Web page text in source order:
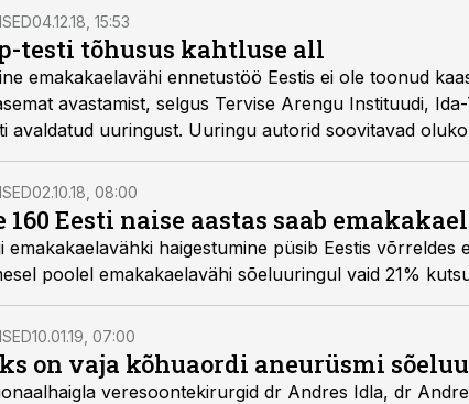
04.12.18, 15:53
testi tõhusus kahtluse all
emakakaelavähi ennetustöö Eestis ei ole toonud
avastamist, selgus Tervise Arengu Instituudi,
avaldatud uuringust. Uuringu autorid soovitavad
naised ja kaaluda Pap-testil põhineva
02.10.18, 08:00
160 Eesti naise aastas saab
emakakaelavähki haigestumine püsib Eestis
esimesel poolel emakakaelavähi sõeluuringul vaid 21%
10.01.19, 07:00
on vaja kõhuaordi aneurüsmi
veresoontekirurgid dr Andres Idla, dr